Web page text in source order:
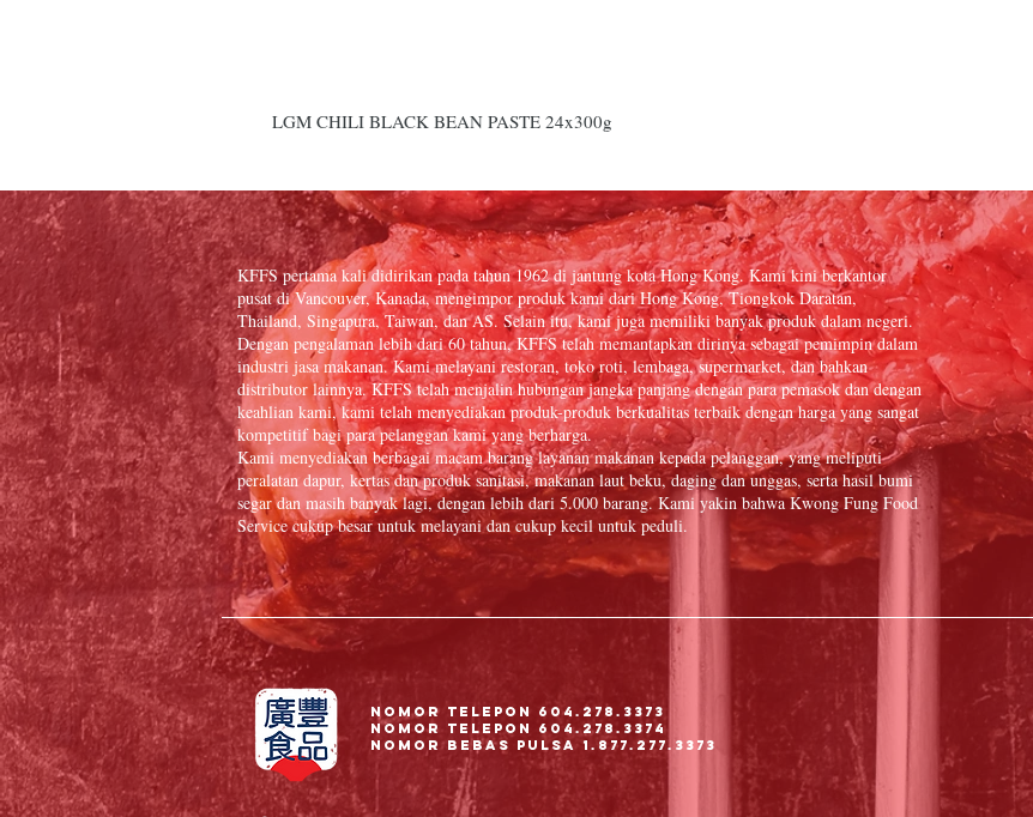
LGM CHILI BLACK BEAN PASTE 24x300g
KFFS pertama kali didirikan pada tahun 1962 di jantung kota Hong Kong. Kami kini berkantor
pusat di Vancouver, Kanada, mengimpor produk kami dari Hong Kong, Tiongkok Daratan,
Thailand, Singapura, Taiwan, dan AS. Selain itu, kami juga memiliki banyak produk dalam negeri.
Dengan pengalaman lebih dari 60 tahun, KFFS telah memantapkan dirinya sebagai pemimpin dalam
industri jasa makanan. Kami melayani restoran, toko roti, lembaga, supermarket, dan bahkan
distributor lainnya. KFFS telah menjalin hubungan jangka panjang dengan para pemasok dan dengan
keahlian kami, kami telah menyediakan produk-produk berkualitas terbaik dengan harga yang sangat
kompetitif bagi para pelanggan kami yang berharga.
Kami menyediakan berbagai macam barang layanan makanan kepada pelanggan, yang meliputi
peralatan dapur, kertas dan produk sanitasi, makanan laut beku, daging dan unggas, serta hasil bumi
segar dan masih banyak lagi, dengan lebih dari 5.000 barang. Kami yakin bahwa Kwong Fung Food
Service cukup besar untuk melayani dan cukup kecil untuk peduli.
Nomor Telepon 604.278.3373
Nomor telepon 604.278.3374
Nomor Bebas Pulsa 1.877.277.3373